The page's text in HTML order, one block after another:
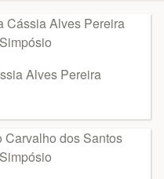
Alves Pereira